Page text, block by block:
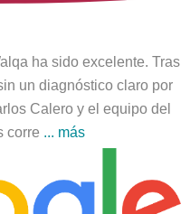
ha sido excelente. Tras
un diagnóstico claro por
Calero y el equipo del
corre ... más